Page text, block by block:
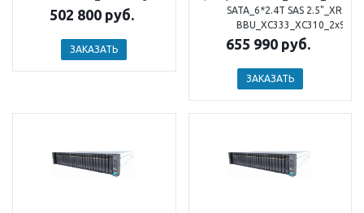
502 800 руб.
ЗАКАЗАТЬ
SATA_6*2.4T SAS 2.5"_XR450-
655 990 руб.
ЗАКАЗАТЬ